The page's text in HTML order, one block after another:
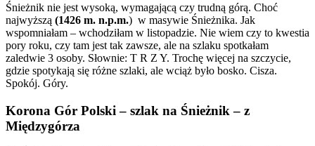
Śnieżnik nie jest wysoką, wymagającą czy trudną górą. Choć
najwyższą (1426 m. n.p.m.) w masywie Śnieżnika. Jak
wspomniałam – wchodziłam w listopadzie. Nie wiem czy to kwestia
pory roku, czy tam jest tak zawsze, ale na szlaku spotkałam
zaledwie 3 osoby. Słownie: T R Z Y. Trochę więcej na szczycie,
gdzie spotykają się różne szlaki, ale wciąż było bosko. Cisza.
Spokój. Góry.
Korona Gór Polski – szlak na Śnieżnik – z
Międzygórza